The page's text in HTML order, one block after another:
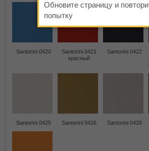
Santorini 0420
Santorini 0421
красный
Santorini 0422
Santorini 0425 Santorini 0426 Santorini 0428
Обновите страницу и
попытку